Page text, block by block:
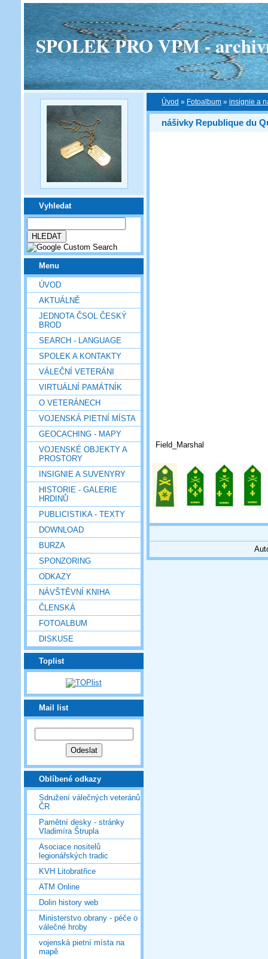
SPOLEK PRO VPM -
Vyhledat
Menu
ÚVOD
AKTUÁLNĚ
JEDNOTA ČSOL ČESKÝ
BROD
SEARCH - LANGUAGE
SPOLEK A KONTAKTY
VÁLEČNÍ VETERÁNI
VIRTUÁLNÍ PAMÁTNÍK
O VETERÁNECH
VOJENSKÁ PIETNÍ MÍSTA
GEOCACHING - MAPY
VOJENSKÉ OBJEKTY A
PROSTORY
INSIGNIE A SUVENYRY
HISTORIE - GALERIE
HRDINŮ
PUBLICISTIKA - TEXTY
DOWNLOAD
BURZA
SPONZORING
ODKAZY
NÁVŠTĚVNÍ KNIHA
ČLENSKÁ
FOTOALBUM
DISKUSE
Toplist
Mail list
Oblíbené odkazy
Sdružení válečných veteránů
ČR
Pamětní desky - stránky
Vladimíra Štrupla
Asociace nositelů
legionářských tradic
KVH Litobratřice
ATM Online
Dolin history web
Ministerstvo obrany - péče o
válečné hroby
vojenská pietní místa na
mapě
Úvod » Fotoalbum » insignie a
nášivky Republique du
Field_Marshal